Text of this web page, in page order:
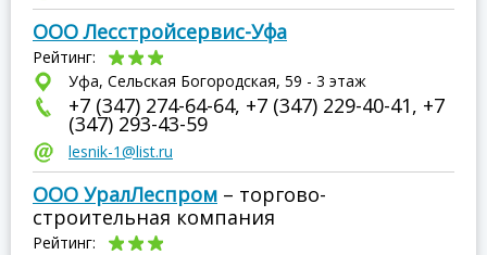
ООО Лесстройсервис-Уфа
Рейтинг:
Уфа, Сельская Богородская, 59 - 3 этаж
+7 (347) 274-64-64, +7 (347) 229-40-41, +7
(347) 293-43-59
lesnik-1@list.ru
ООО УралЛеспром – торгово-
строительная компания
Рейтинг: